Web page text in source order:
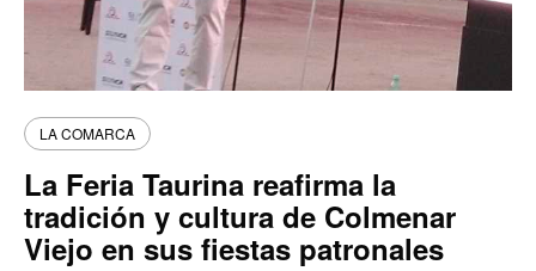
LA COMARCA
La Feria Taurina reafirma la
tradición y cultura de Colmenar
Viejo en sus fiestas patronales